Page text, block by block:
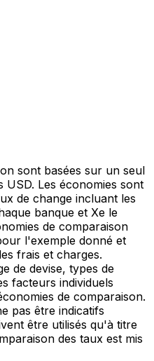
sont basées sur un seul
Les économies sont
de change incluant les
banque et Xe le
de comparaison
l'exemple donné et
frais et charges.
de devise, types de
facteurs individuels
de comparaison.
pas être indicatifs
être utilisés qu'à titre
des taux est mis